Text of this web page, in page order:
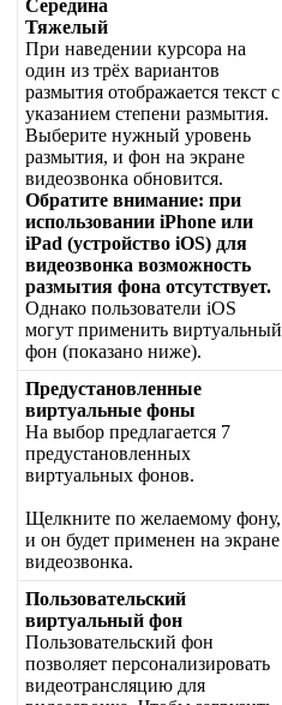
Середина
Тяжелый
При наведении курсора на
один из трёх вариантов
размытия отображается текст с
указанием степени размытия.
Выберите нужный уровень
размытия, и фон на экране
видеозвонка обновится.
Обратите внимание: при
использовании iPhone или
iPad (устройство iOS) для
видеозвонка возможность
размытия фона отсутствует.
Однако пользователи iOS
могут применить виртуальный
фон (показано ниже).
Предустановленные
виртуальные фоны
На выбор предлагается 7
предустановленных
виртуальных фонов.
Щелкните по желаемому фону,
и он будет применен на экране
видеозвонка.
Пользовательский
виртуальный фон
Пользовательский фон
позволяет персонализировать
видеотрансляцию для